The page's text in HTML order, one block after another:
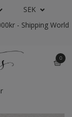
SEK
- Shipping World
0